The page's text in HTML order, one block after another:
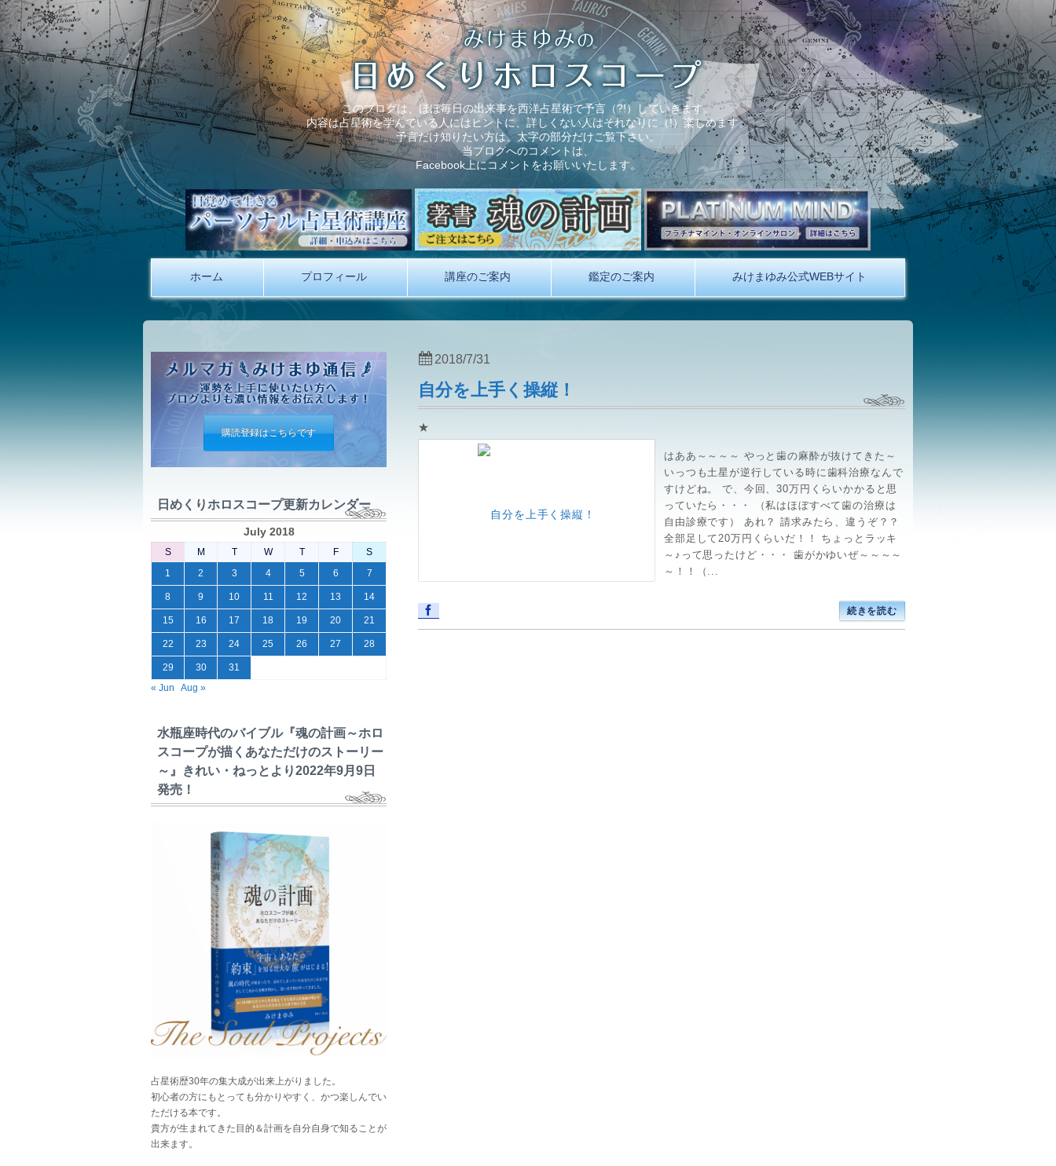
このブログは、ほぼ毎日の出来事を西洋占星術で予言（?!）していきます。
内容は占星術を学んでいる人にはヒントに、詳しくない人はそれなりに（!）楽しめます。
予言だけ知りたい方は、太字の部分だけご覧下さい。
当ブログへのコメントは、
Facebook上にコメントをお願いいたします。
ホーム プロフィール 講座のご案内 鑑定のご案内 みけまゆみ公式WEBサイト
自分を上手く操縦！
★
はああ～～～～ やっと歯の麻酔が抜けてきた～
いっつも土星が逆行している時に歯科治療なんで
すけどね。 で、今回、30万円くらいかかると思
っていたら・・・ （私はほぼすべて歯の治療は
自由診療です） あれ？ 請求みたら、違うぞ？？
全部足して20万円くらいだ！！ ちょっとラッキ
～♪って思ったけど・・・ 歯がかゆいぜ～～～～
～！！（...
続きを読む
2018/7/31
購読登録はこちらです
日めくりホロスコープ更新カレンダー
July 2018
S M T W T F
S
1
2 3 4 5 6 7
8 9 10 11 12 13 14
15 16 17 18 19 20 21
22 23 24 25 26 27 28
29 30
31
« Jun
Aug »
水瓶座時代のバイブル『魂の計画～ホロ
スコープが描くあなただけのストーリー
～』きれい・ねっとより2022年9月9日
発売！
占星術歴30年の集大成が出来上がりました。
初心者の方にもとっても分かりやすく、かつ楽しんでい
ただける本です。
貴方が生まれてきた目的＆計画を自分自身で知ることが
出来ます。